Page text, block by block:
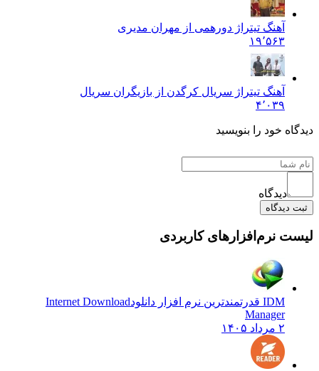
آهنگ تیتراژ دورهمی از مهران مدیری
۱۹٬۵۶۳
آهنگ تیتراژ سریال کرگدن از بازیگران سریال
۴٬۰۳۹
دیدگاه خود را بنویسید
دیدگاه
ثبت دیدگاه
لیست نرم‌افزارهای کاربردی
IDM قدرتمندترین نرم افزار دانلود
Internet Download
Manager
۲ مرداد ۱۴۰۵